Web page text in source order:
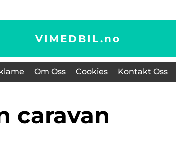
VIMEDBIL.no
Om Oss Cookies Kontakt Oss
caravan